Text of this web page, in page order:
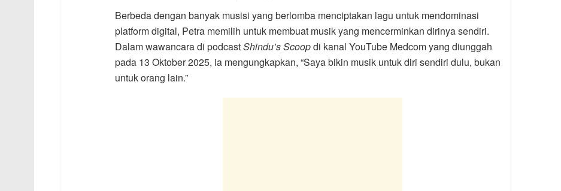
Berbeda dengan banyak musisi yang berlomba menciptakan lagu untuk mendominasi
platform digital, Petra memilih untuk membuat musik yang mencerminkan dirinya sendiri.
Dalam wawancara di podcastShindu’s Scoopdi kanal YouTube Medcom yang diunggah
pada 13 Oktober 2025, ia mengungkapkan, “Saya bikin musik untuk diri sendiri dulu, bukan
untuk orang lain.”